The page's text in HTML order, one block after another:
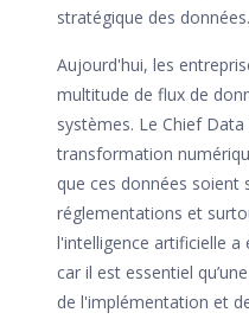
stratégique des données.
Aujourd'hui, les
multitude de flux de
systèmes. Le Chief
transformation
que ces données soient
réglementations et
l'intelligence artificielle a
car il est essentiel
de l'implémentation et